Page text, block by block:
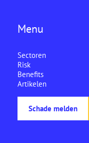
Menu
Sectoren
Risk
Benefits
Artikelen
Schade melden